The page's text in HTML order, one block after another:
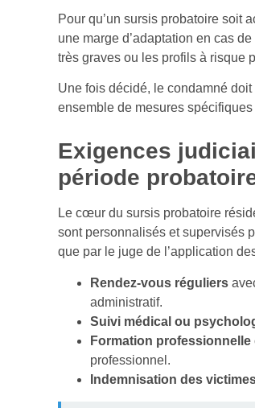
Pour qu’un sursis probatoire soit
une marge d’adaptation en cas
très graves ou les profils à risque
Une fois décidé, le condamné
ensemble de mesures
Exigences
période
Le cœur du sursis probatoire
sont personnalisés et supervisés
que par le juge de l’application
Rendez-vous réguliers
administratif.
Suivi médical ou
Formation professionnelle
professionnel.
Indemnisation des